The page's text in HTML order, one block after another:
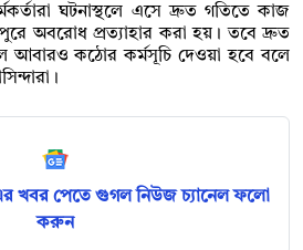
ঘটনাস্থলে এসে দ্রুত গতিতে কাজ
অবরোধ প্রত্যাহার করা হয়। তবে দ্রুত
আবারও কঠোর কর্মসূচি দেওয়া হবে বলে
খবর পেতে গুগল নিউজ চ্যানেল ফলো
করুন